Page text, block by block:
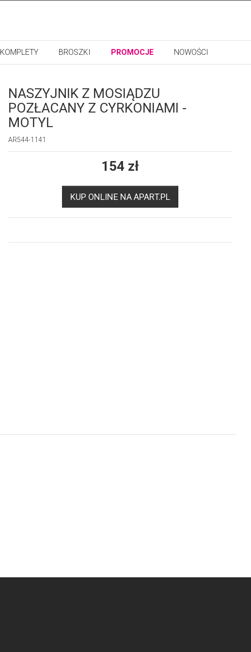
KOMPLETY BROSZKI PROMOCJE NOWOŚCI
NASZYJNIK Z MOSIĄDZU
POZŁACANY Z CYRKONIAMI -
MOTYL
AR544-1141
154 zł
KUP ONLINE NA APART.PL